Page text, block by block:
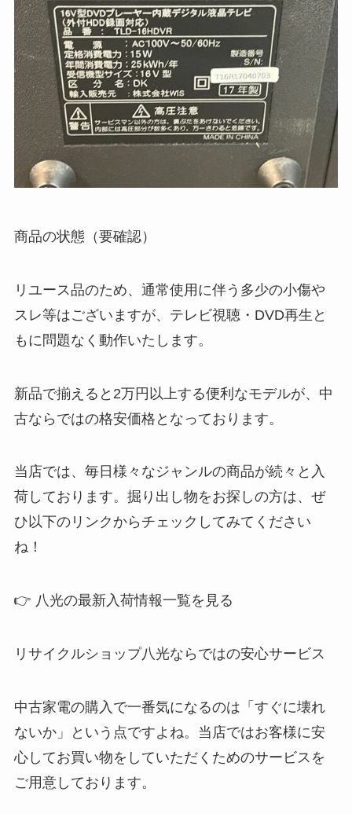
商品の状態（要確認）
リユース品のため、通常使用に伴う多少の小傷や
スレ等はございますが、テレビ視聴・DVD再生と
もに問題なく動作いたします。
新品で揃えると2万円以上する便利なモデルが、中
古ならではの格安価格となっております。
当店では、毎日様々なジャンルの商品が続々と入
荷しております。掘り出し物をお探しの方は、ぜ
ひ以下のリンクからチェックしてみてください
ね！
👉 八光の最新入荷情報一覧を見る
リサイクルショップ八光ならではの安心サービス
中古家電の購入で一番気になるのは「すぐに壊れ
ないか」という点ですよね。当店ではお客様に安
心してお買い物をしていただくためのサービスを
ご用意しております。